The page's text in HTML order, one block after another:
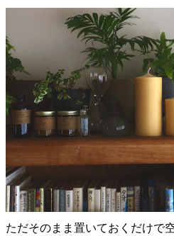
ただそのまま置いておくだけで